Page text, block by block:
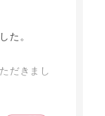
た。
だきまし
うどのサイ